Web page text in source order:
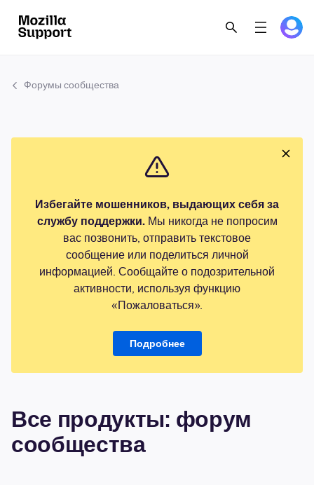
Форумы сообщества
Избегайте мошенников, выдающих себя за
службу поддержки.Мы никогда не попросим
вас позвонить, отправить текстовое
сообщение или поделиться личной
информацией. Сообщайте о подозрительной
активности, используя функцию
«Пожаловаться».
Подробнее
Все продукты: форум
сообщества